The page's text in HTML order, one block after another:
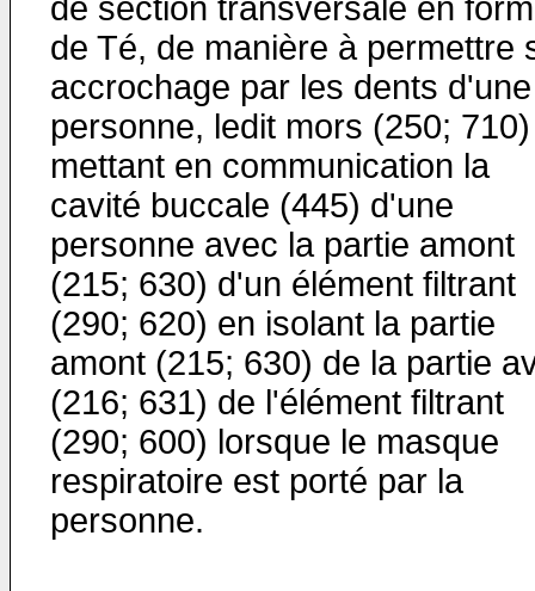
de section transversale en
de Té, de manière à permettre
accrochage par les dents d'une
personne, ledit mors (250; 710)
mettant en communication la
cavité buccale (445) d'une
personne avec la partie amont
(215; 630) d'un élément filtrant
(290; 620) en isolant la partie
amont (215; 630) de la partie
(216; 631) de l'élément filtrant
(290; 600) lorsque le masque
respiratoire est porté par la
personne.